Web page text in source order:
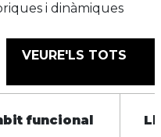
i dinàmiques
VEURE'LS TOTS
funcional